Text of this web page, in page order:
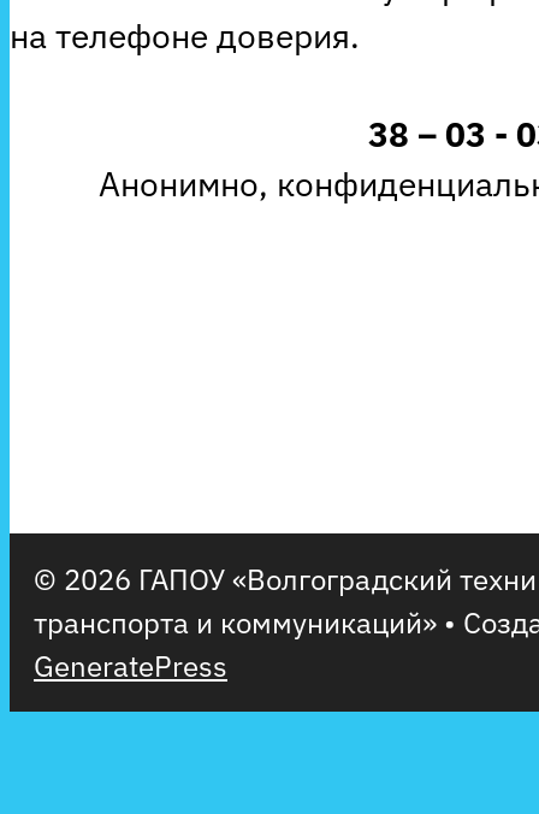
на телефоне доверия.
38 – 03 -
Анонимно,
© 2026 ГАПОУ «Волгоградский
транспорта и коммуникаций» •
GeneratePress